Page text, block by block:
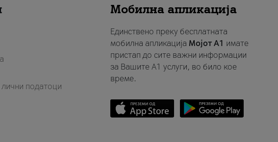
податоци
Мобилна апликација
Единствено преку бесплатната
мобилна апликација Мојот A1 имате
пристап до сите важни информации
за Вашите A1 услуги, во било кое
време.